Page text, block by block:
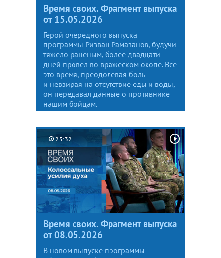
Время своих. Фрагмент выпуска
от 15.05.2026
Герой очередного выпуска
программы Ризван Рамазанов, будучи
тяжело раненым, более двадцати
дней провел во вражеском окопе. Все
это время, преодолевая боль
и невзирая на отсутствие еды и воды,
он передавал данные о противнике
нашим бойцам.
25:32
Время своих. Фрагмент выпуска
от 08.05.2026
В новом выпуске программы